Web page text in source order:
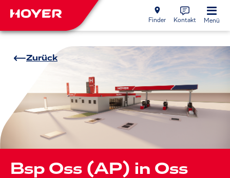
Finder Kontakt Menü
Zurück
Bsp Oss (AP) in Oss